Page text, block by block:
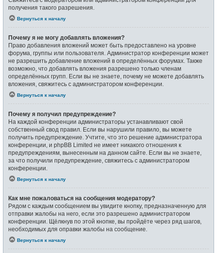
получения такого разрешения.
Вернуться к началу
Почему я не могу добавлять вложения?
Право добавления вложений может быть предоставлено на уровне
форума, группы или пользователя. Администратор конференции может
не разрешить добавление вложений в определённых форумах. Также
возможно, что добавлять вложения разрешено только членам
определённых групп. Если вы не знаете, почему не можете добавлять
вложения, свяжитесь с администратором конференции.
Вернуться к началу
Почему я получил предупреждение?
На каждой конференции администраторы устанавливают свой
собственный свод правил. Если вы нарушили правило, вы можете
получить предупреждение. Учтите, что это решение администратора
конференции, и phpBB Limited не имеет никакого отношения к
предупреждениям, вынесенным на данном сайте. Если вы не знаете,
за что получили предупреждение, свяжитесь с администратором
конференции.
Вернуться к началу
Как мне пожаловаться на сообщения модератору?
Рядом с каждым сообщением вы увидите кнопку, предназначенную для
отправки жалобы на него, если это разрешено администратором
конференции. Щёлкнув по этой кнопке, вы пройдёте через ряд шагов,
необходимых для оправки жалобы на сообщение.
Вернуться к началу